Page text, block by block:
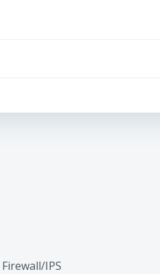
Firewall/IPS